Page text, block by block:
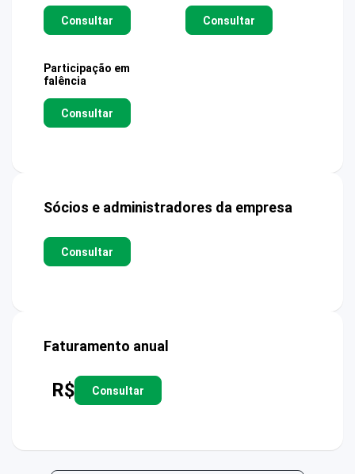
Consultar Consultar
Participação em
falência
Consultar
Sócios e administradores da empresa
Consultar
Faturamento anual
R$ Consultar